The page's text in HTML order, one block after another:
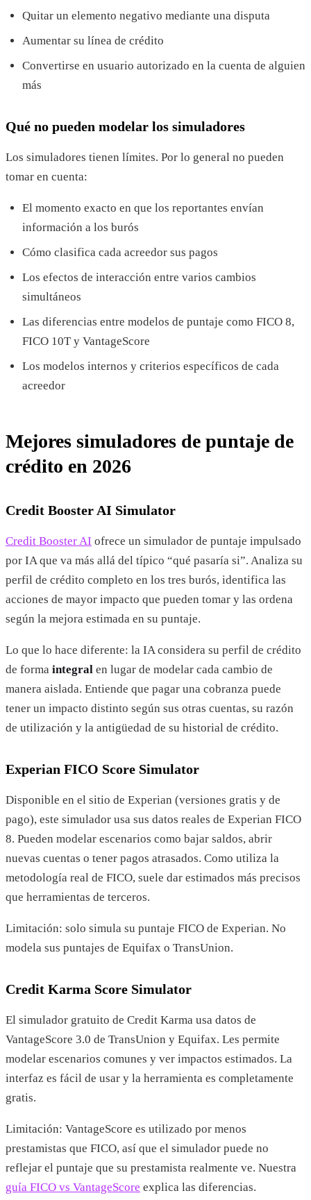
Quitar un elemento negativo mediante una disputa
Aumentar su línea de crédito
Convertirse en usuario autorizado en la cuenta de alguien
más
Qué no pueden modelar los simuladores
Los simuladores tienen límites. Por lo general no pueden
tomar en cuenta:
El momento exacto en que los reportantes envían
información a los burós
Cómo clasifica cada acreedor sus pagos
Los efectos de interacción entre varios cambios
simultáneos
Las diferencias entre modelos de puntaje como FICO 8,
FICO 10T y VantageScore
Los modelos internos y criterios específicos de cada
acreedor
Mejores simuladores de puntaje de
crédito en 2026
Credit Booster AI Simulator
Credit Booster AI ofrece un simulador de puntaje impulsado
por IA que va más allá del típico “qué pasaría si”. Analiza su
perfil de crédito completo en los tres burós, identifica las
acciones de mayor impacto que pueden tomar y las ordena
según la mejora estimada en su puntaje.
Lo que lo hace diferente: la IA considera su perfil de crédito
de forma integral en lugar de modelar cada cambio de
manera aislada. Entiende que pagar una cobranza puede
tener un impacto distinto según sus otras cuentas, su razón
de utilización y la antigüedad de su historial de crédito.
Experian FICO Score Simulator
Disponible en el sitio de Experian (versiones gratis y de
pago), este simulador usa sus datos reales de Experian FICO
8. Pueden modelar escenarios como bajar saldos, abrir
nuevas cuentas o tener pagos atrasados. Como utiliza la
metodología real de FICO, suele dar estimados más precisos
que herramientas de terceros.
Limitación: solo simula su puntaje FICO de Experian. No
modela sus puntajes de Equifax o TransUnion.
Credit Karma Score Simulator
El simulador gratuito de Credit Karma usa datos de
VantageScore 3.0 de TransUnion y Equifax. Les permite
modelar escenarios comunes y ver impactos estimados. La
interfaz es fácil de usar y la herramienta es completamente
gratis.
Limitación: VantageScore es utilizado por menos
prestamistas que FICO, así que el simulador puede no
reflejar el puntaje que su prestamista realmente ve. Nuestra
guía FICO vs VantageScore explica las diferencias.